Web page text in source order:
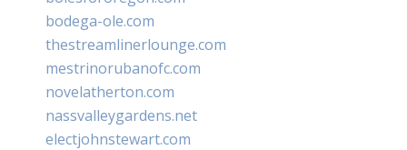
bodega-ole.com
thestreamlinerlounge.com
mestrinorubanofc.com
novelatherton.com
nassvalleygardens.net
electjohnstewart.com